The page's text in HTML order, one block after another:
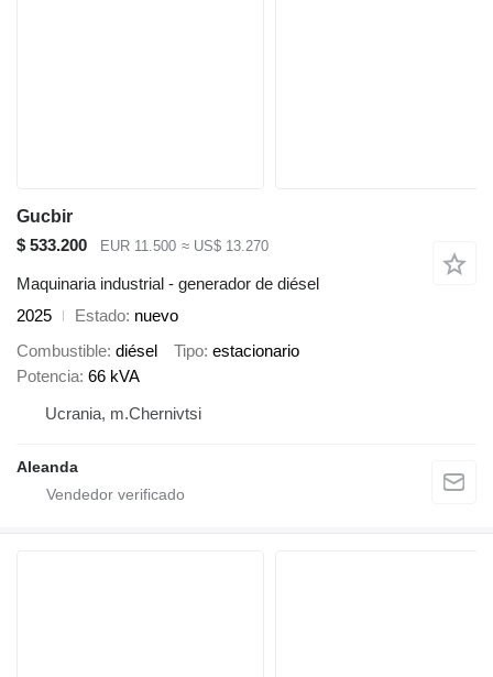
Gucbir
$ 533.200
EUR 11.500 ≈ US$ 13.270
Maquinaria industrial - generador de diésel
2025
Estado nuevo
Combustible diésel Tipo estacionario
Potencia 66 kVA
Ucrania, m.Chernivtsi
Aleanda